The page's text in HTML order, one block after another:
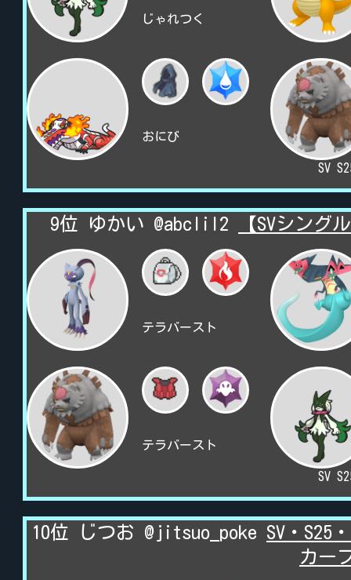
じゃれつく
おにび
SV
9位 ゆかい @abclil2 【SVシング
テラバースト
テラバースト
SV
10位 じつお @jitsuo_poke SV・S25
カー